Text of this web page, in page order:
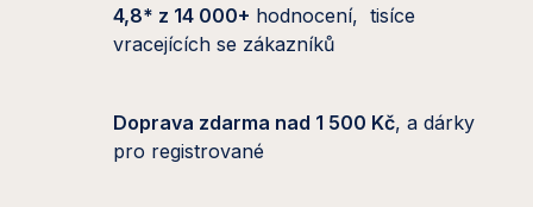
4,8* z 14 000+ hodnocení, tisíce
vracejících se zákazníků
Doprava zdarma nad 1 500 Kč, a dárky
pro registrované